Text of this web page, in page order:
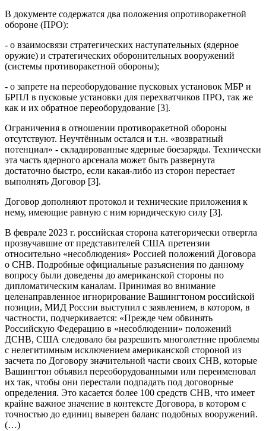
В документе содержатся два положения опротиворакетной
обороне (ПРО):
- о взаимосвязи стратегических наступательных (ядерное
оружие) и стратегических оборонительных вооружений
(системы противоракетной обороны);
- о запрете на переоборудование пусковых установок МБР и
БРПЛ в пусковые установки для перехватчиков ПРО, так же
как и их обратное переоборудование [3].
Ограничения в отношении противоракетной обороны
отсутствуют. Неучтённым остался и т.н. «возвратный
потенциал» - складированные ядерные боезаряды. Технически
эта часть ядерного арсенала может быть развернута
достаточно быстро, если какая-либо из сторон перестает
выполнять Договор [3].
Договор дополняют протокол и технические приложения к
нему, имеющие равную с ним юридическую силу [3].
В феврале 2023 г. российская сторона категорически отвергла
прозвучавшие от представителей США претензии
относительно «несоблюдения» Россией положений Договора
о СНВ. Подробные официальные разъяснения по данному
вопросу были доведены до американской стороны по
дипломатическим каналам. Принимая во внимание
целенаправленное игнорирование Вашингтоном российской
позиции, МИД России выступил с заявлением, в котором, в
частности, подчеркивается: «Прежде чем обвинять
Российскую Федерацию в «несоблюдении» положений
ДСНВ, США следовало бы разрешить многолетние проблемы
с нелегитимным исключением американской стороной из
засчета по Договору значительной части своих СНВ, которые
Вашингтон объявил переоборудованными или переименовал
их так, чтобы они перестали подпадать под договорные
определения. Это касается более 100 средств СНВ, что имеет
крайне важное значение в контексте Договора, в котором с
точностью до единиц выверен баланс подобных вооружений.
(…)